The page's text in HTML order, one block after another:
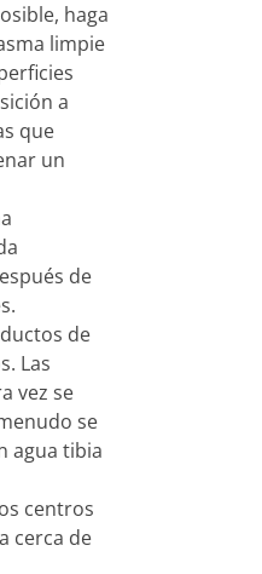
haga
limpie
a
que
un
de
de
Las
vez se
se
agua tibia
centros
cerca de